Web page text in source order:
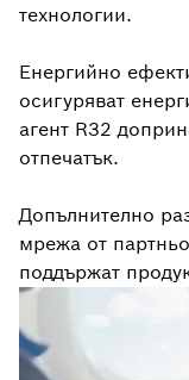
технологии.
Енергийнo
осигуряват
агент R32
отпечатък.
Допълнително
мрежа от
поддържат